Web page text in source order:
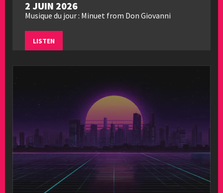
2 JUIN 2026
Musique du jour : Minuet from Don Giovanni
LISTEN